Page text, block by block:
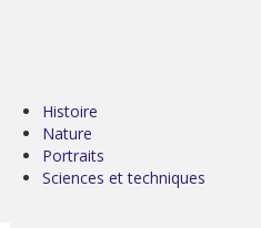
Histoire
Nature
Portraits
Sciences et techniques